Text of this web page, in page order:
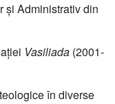
și Administrativ din
Vasiliada (2001-
în diverse